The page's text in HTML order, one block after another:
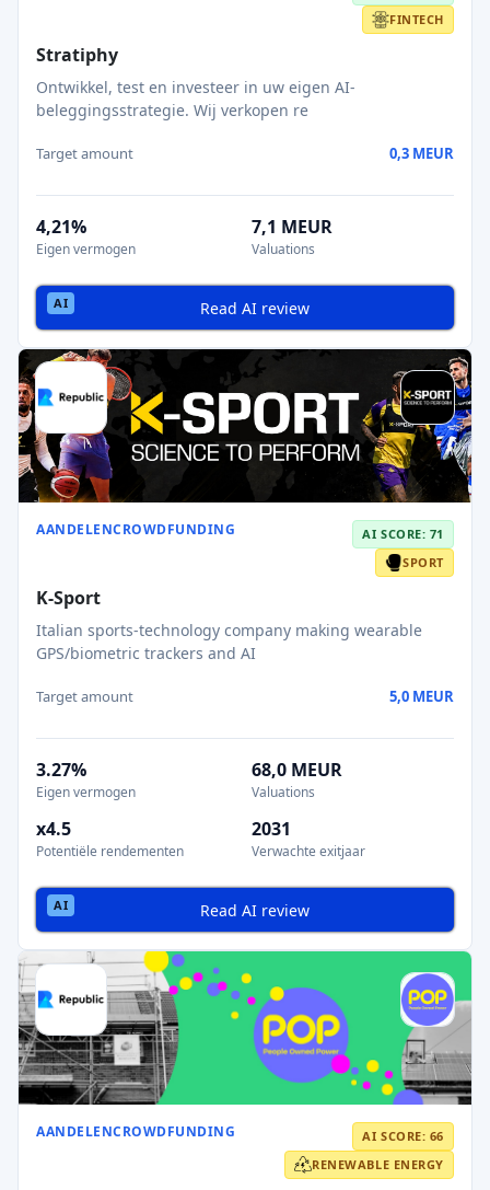
FINTECH
Stratiphy
Ontwikkel, test en investeer in uw eigen AI-
beleggingsstrategie. Wij verkopen re
Target amount 0,3 MEUR
4,21%
Eigen vermogen
7,1 MEUR
Valuations
Read AI review
AANDELENCROWDFUNDING
AI SCORE: 71
SPORT
K-Sport
Italian sports-technology company making wearable
GPS/biometric trackers and AI
Target amount 5,0 MEUR
3.27%
Eigen vermogen
68,0 MEUR
Valuations
x4.5
Potentiële rendementen
2031
Verwachte exitjaar
Read AI review
AANDELENCROWDFUNDING
AI SCORE: 66
RENEWABLE ENERGY